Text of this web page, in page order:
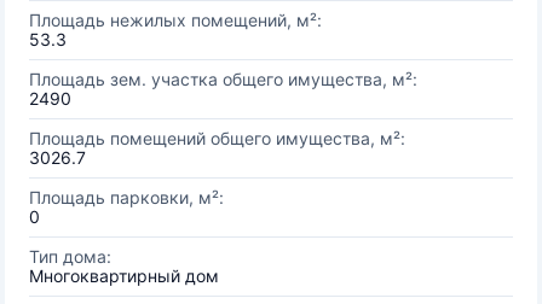
Площадь нежилых помещений, м²:
53.3
Площадь зем. участка общего имущества, м²:
2490
Площадь помещений общего имущества, м²:
3026.7
Площадь парковки, м²:
0
Тип дома:
Многоквартирный дом